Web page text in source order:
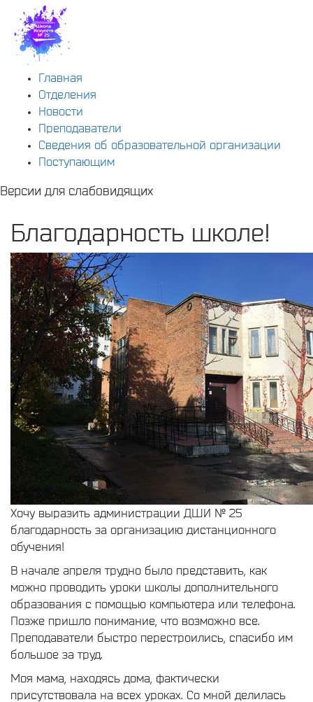
Главная
Отделения
Новости
Преподаватели
Сведения об образовательной организации
Поступающим
Версии для слабовидящих
Благодарность школе!
Хочу выразить администрации ДШИ № 25
благодарность за организацию дистанционного
обучения!
В начале апреля трудно было представить, как
можно проводить уроки школы дополнительного
образования с помощью компьютера или телефона.
Позже пришло понимание, что возможно все.
Преподаватели быстро перестроились, спасибо им
большое за труд.
Моя мама, находясь дома, фактически
присутствовала на всех уроках. Со мной делилась